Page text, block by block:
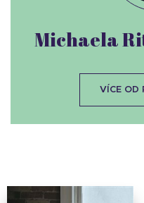
Michaela
VÍCE OD